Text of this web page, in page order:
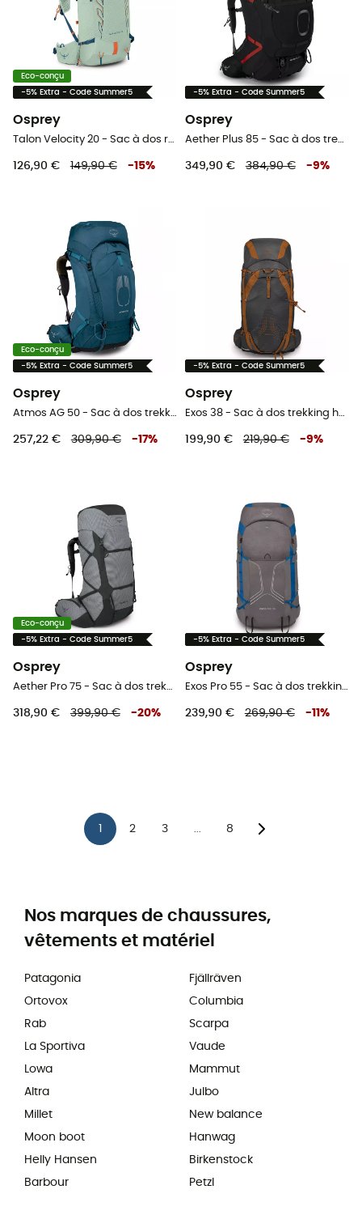
Eco-conçu
-5% Extra - Code Summer5
Osprey
Talon Velocity 20 - Sac à dos randonnée homme
126,90 € 149,90 € -15%
-5% Extra - Code Summer5
Osprey
Aether Plus 85 - Sac à dos trekking homme
349,90 € 384,90 € -9%
Eco-conçu
-5% Extra - Code Summer5
Osprey
Atmos AG 50 - Sac à dos trekking homme
257,22 € 309,90 € -17%
-5% Extra - Code Summer5
Osprey
Exos 38 - Sac à dos trekking homme
199,90 € 219,90 € -9%
Eco-conçu
-5% Extra - Code Summer5
Osprey
Aether Pro 75 - Sac à dos trekking
318,90 € 399,90 € -20%
-5% Extra - Code Summer5
Osprey
Exos Pro 55 - Sac à dos trekking homme
239,90 € 269,90 € -11 %
2 3 8
Nos marques de chaussures,
vêtements et matériel
Patagonia
Ortovox
Rab
La Sportiva
Lowa
Altra
Millet
Moon boot
Helly Hansen
Barbour
Fjällräven
Columbia
Scarpa
Vaude
Mammut
Julbo
New balance
Hanwag
Birkenstock
Petzl